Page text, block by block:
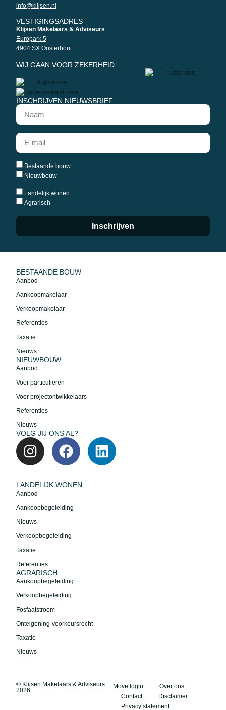
info@klijsen.nl
VESTIGINGSADRES
Klijsen Makelaars & Adviseurs
Europark 5
4904 SX Oosterhout
WIJ GAAN VOOR ZEKERHEID
INSCHRIJVEN NIEUWSBRIEF
Bestaande bouw
Nieuwbouw
Landelijk wonen
Agrarisch
Inschrijven
BESTAANDE BOUW
Aanbod
Aankoopmakelaar
Verkoopmakelaar
Referenties
Taxatie
Nieuws
NIEUWBOUW
Aanbod
Voor particulieren
Voor projectontwikkelaars
Referenties
Nieuws
VOLG JIJ ONS AL?
LANDELIJK WONEN
Aanbod
Aankoopbegeleiding
Nieuws
Verkoopbegeleiding
Taxatie
Referenties
AGRARISCH
Aankoopbegeleiding
Verkoopbegeleiding
Fosfaatstroom
Onteigening-voorkeursrecht
Taxatie
Nieuws
© Klijsen Makelaars & Adviseurs
2026
Move login
Over ons
Contact
Disclaimer
Privacy statement